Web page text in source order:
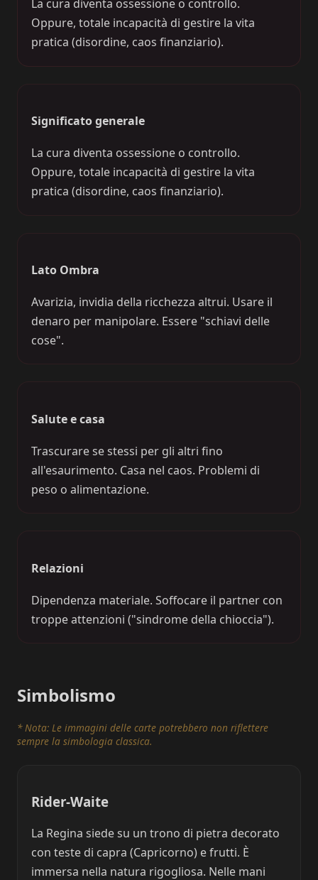
La cura diventa ossessione o controllo.
Oppure, totale incapacità di gestire la vita
pratica (disordine, caos finanziario).
Significato generale
La cura diventa ossessione o controllo.
Oppure, totale incapacità di gestire la vita
pratica (disordine, caos finanziario).
Lato Ombra
Avarizia, invidia della ricchezza altrui. Usare il
denaro per manipolare. Essere "schiavi delle
cose".
Salute e casa
Trascurare se stessi per gli altri fino
all'esaurimento. Casa nel caos. Problemi di
peso o alimentazione.
Relazioni
Dipendenza materiale. Soffocare il partner con
troppe attenzioni ("sindrome della chioccia").
Simbolismo
* Nota: Le immagini delle carte potrebbero non riflettere
sempre la simbologia classica.
Rider-Waite
La Regina siede su un trono di pietra decorato
con teste di capra (Capricorno) e frutti. È
immersa nella natura rigogliosa. Nelle mani